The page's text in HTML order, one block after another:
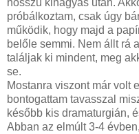
hosszú kihagyás után.
próbálkoztam, csak úgy
működik, hogy majd a
belőle semmi. Nem állt rá
találjak ki mindent, meg
se.
Mostanra viszont már volt
bontogattam tavasszal
később kis dramaturgián,
Abban az elmúlt 3-4